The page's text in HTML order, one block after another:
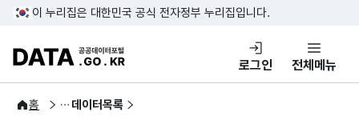
콘텐츠 바로가기
푸터 바로가기
이 누리집은 대한민국 공식 전자정부 누리집입니다.
DATA.GO.KR 공공데이터포털
로그인 전체메뉴
홈
공공데이터 데이터목록